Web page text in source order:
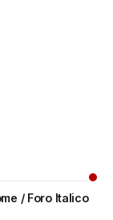
/ Foro Italico